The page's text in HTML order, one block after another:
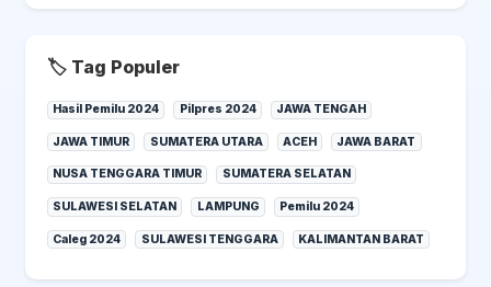
🏷️ Tag Populer
Hasil Pemilu 2024 Pilpres 2024 JAWA TENGAH
JAWA TIMUR SUMATERA UTARA ACEH JAWA BARAT
NUSA TENGGARA TIMUR SUMATERA SELATAN
SULAWESI SELATAN LAMPUNG Pemilu 2024
Caleg 2024 SULAWESI TENGGARA KALIMANTAN BARAT